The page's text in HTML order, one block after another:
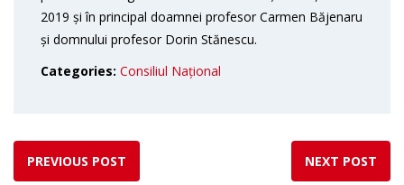
2019 și în principal doamnei profesor Carmen Băjenaru
și domnului profesor Dorin Stănescu.
Categories: Consiliul Național
PREVIOUS POST NEXT POST